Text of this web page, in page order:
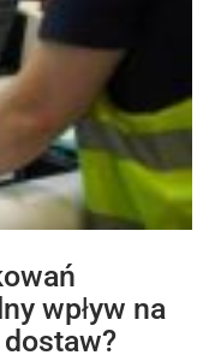
wpływ na
dostaw?